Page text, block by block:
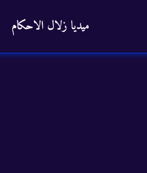
ميديا زلال الاحكام